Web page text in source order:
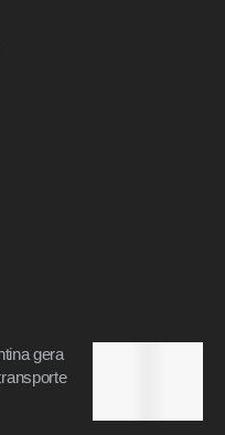
gera